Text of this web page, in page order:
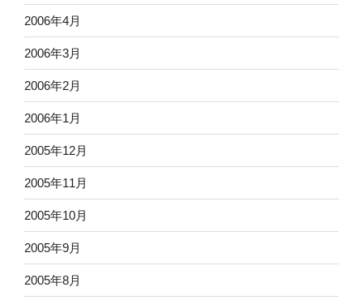
2006年4月
2006年3月
2006年2月
2006年1月
2005年12月
2005年11月
2005年10月
2005年9月
2005年8月